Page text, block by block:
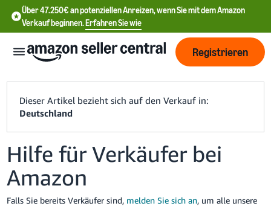
Über 47.250€ an potenziellen Anreizen, wenn Sie mit dem Amazon
Verkauf beginnen.Erfahren Sie wie
中
文
-
CN
Registrieren
Dieser Artikel bezieht sich auf den Verkauf in:
Deutschland
Hilfe für Verkäufer bei
Amazon
Falls Sie bereits Verkäufer sind, melden Sie sich an, um alle unsere